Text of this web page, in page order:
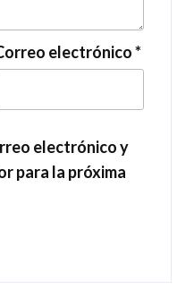
electrónico*
electrónico y
para la próxima